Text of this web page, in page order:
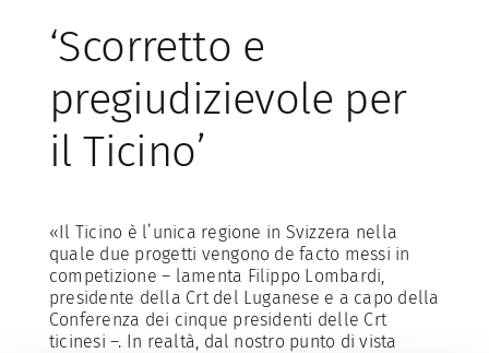
‘Scorretto e
pregiudizievole per
il Ticino’
«Il Ticino è l’unica regione in Svizzera nella
quale due progetti vengono de facto messi in
competizione – lamenta Filippo Lombardi,
presidente della Crt del Luganese e a capo della
Conferenza dei cinque presidenti delle Crt
ticinesi –. In realtà, dal nostro punto di vista